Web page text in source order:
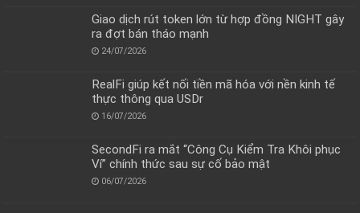
Giao dịch rút token lớn từ hợp đồng NIGHT gây
ra đợt bán tháo mạnh
24/07/2026
RealFi giúp kết nối tiền mã hóa với nền kinh tế
thực thông qua USDr
16/07/2026
SecondFi ra mắt “Công Cụ Kiểm Tra Khôi phục
Ví” chính thức sau sự cố bảo mật
06/07/2026